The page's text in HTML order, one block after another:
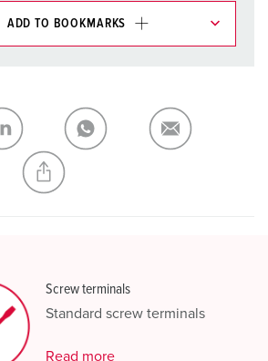
ADD TO BOOKMARKS
ADD
CREATE A NEW LIST
Screw terminals
Standard screw terminals
Read more